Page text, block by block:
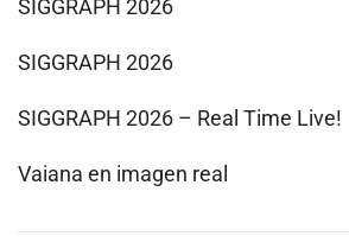
SIGGRAPH 2026
SIGGRAPH 2026
SIGGRAPH 2026 – Real Time Live!
Vaiana en imagen real